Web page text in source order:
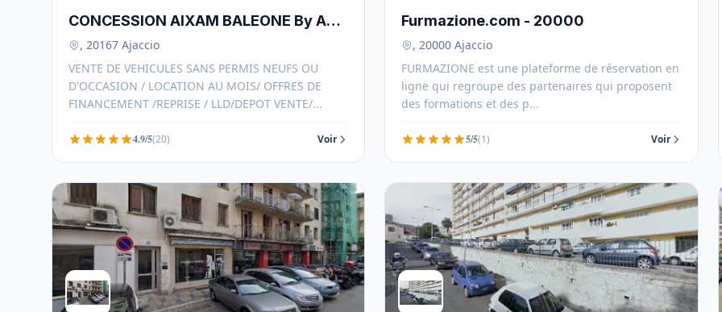
CONCESSION AIXAM BALEONE By ACL
- 20167
, 20167 Ajaccio
VENTE DE VEHICULES SANS PERMIS NEUFS OU
D'OCCASION / LOCATION AU MOIS/ OFFRES DE
FINANCEMENT /REPRISE / LLD/DEPOT VENTE/...
4.9/5(20) Voir
Furmazione.com - 20000
, 20000 Ajaccio
FURMAZIONE est une plateforme de réservation en
ligne qui regroupe des partenaires qui proposent
des formations et des p...
5/5(1) Voir